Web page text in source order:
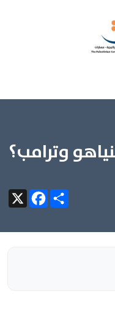
وترامب؟
X
FacebookShare